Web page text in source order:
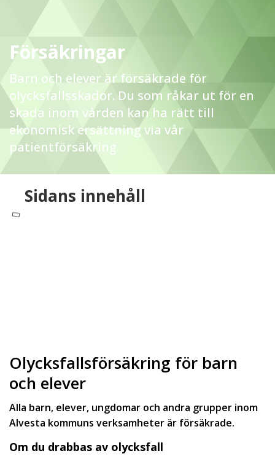
Försäkringar
Barn och elever är försäkrade för
olycksfallsskador. Du som råkar ut för en
skada inom vården kan ha rätt till
ekonomisk ersättning via vår
patientförsäkring.
Sidans innehåll
Olycksfallsförsäkring för barn
och elever
Alla barn, elever, ungdomar och andra grupper inom
Alvesta kommuns verksamheter är försäkrade.
Om du drabbas av olycksfall